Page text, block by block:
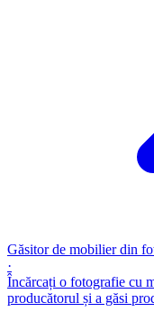
Găsitor de mobilier din
·
Încărcați o fotografie cu
producătorul și a găsi